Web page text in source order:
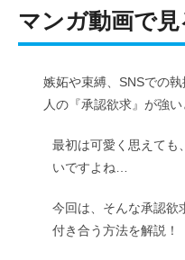
マンガ動画で見
嫉妬や束縛、SNSでの
人の『承認欲求』が強
最初は可愛く思えても
いですよね…
今回は、そんな承認欲
付き合う方法を解説！